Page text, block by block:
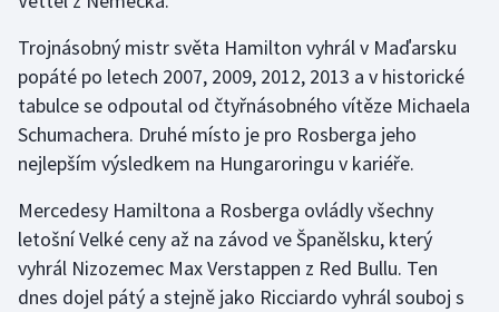
Moderní pětiboj
Motorsport
Olympijské hry
Parasport
Plavání
Trojnásobný mistr světa Hamilton vyhrál v Maďarsku
popáté po letech 2007, 2009, 2012, 2013 a v historické
tabulce se odpoutal od čtyřnásobného vítěze Michaela
Schumachera. Druhé místo je pro Rosberga jeho
nejlepším výsledkem na Hungaroringu v kariéře.
Mercedesy Hamiltona a Rosberga ovládly všechny
letošní Velké ceny až na závod ve Španělsku, který
vyhrál Nizozemec Max Verstappen z Red Bullu. Ten
dnes dojel pátý a stejně jako Ricciardo vyhrál souboj s